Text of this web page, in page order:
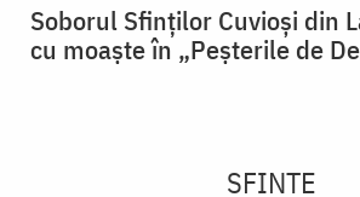
Soborul Sfinților Cuvioși din
cu moaște în „Peșterile de
SFINTE